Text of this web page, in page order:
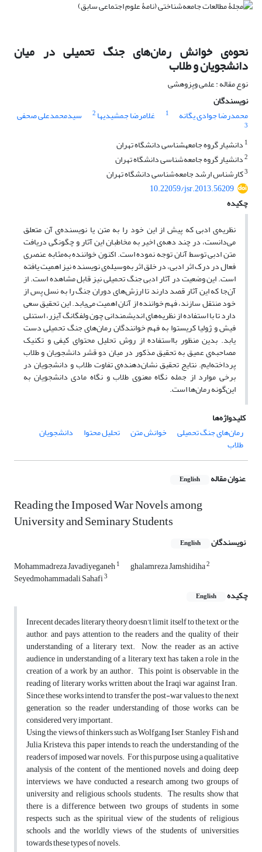
نحوه‌ی‌ خوانش رمان‌های جنگ تحمیلی در میان
دانشجویان و طلاب
نوع مقاله : علمی وپزوهشی
نویسندگان
محمدرضا جوادی یگانه
1 غلامرضا جمشیدیها 2 سیدمحمدعلی صحفی
3
1 دانشیار گروه جامعه‏شناسی دانشگاه تهران
2دانشیار گروه جامعه‌شناسی دانشگاه تهران
3کارشناس ارشد جامعه‌شناسی دانشگاه تهران
10.22059/jsr.2013.56209
چکیده
نظریه‌ی ادبی که پیش از این خود را به متن یا نویسنده‌ی آن متعلق
می‌دانست، در چند دهه‌ی اخیر به مخاطبان این آثار و چگونگی دریافت
متن ادبی توسط آنان توجه نموده است. اکنون خواننده به‌مثابه‌ عنصری
فعال در درک اثر ادبی، در خلق اثر به‌وسیله‌ی نویسنده نیز اهمیت یافته
است. این وضعیت در آثار ادبی جنگ تحمیلی نیز قابل مشاهده است. از
آن‌جا که این آثار قصد دارند تا ارزش‌های دوران جنگ را به نسل پس از
خود منتقل سازند، فهم خواننده از آنان اهمیت می‌یابد. این تحقیق سعی
دارد تا با استفاده از نظریه‌های اندیشمندانی چون ولفگانگ آیزر، استنلی
فیش و ژولیا کریستوا به فهم خوانندگان رمان‌های جنگ تحمیلی دست
یابد. بدین منظور بااستفاده از روش تحلیل محتوای کیفی و تکنیک
مصاحبه‌ی عمیق به تحقیق مذکور در میان دو قشر دانشجویان و طلاب
پرداخته‌ایم. نتایج تحقیق نشان‌دهنده‌ی تفاوت طلاب و دانشجویان در
برخی موارد از جمله نگاه معنوی طلاب و نگاه مادی دانشجویان به
این‌گونه رمان‌ها است.
کلیدواژه‌ها
رمان‌های جنگ تحمیلی
خوانش متن تحلیل محتوا دانشجویان
طلاب
عنوان مقاله English
Reading the Imposed War Novels among
University and Seminary Students
نویسندگان English
Mohammadreza Javadiyeganeh1 ghalamreza Jamshidiha2
Seyedmohammadali Sahafi3
چکیده English
Inrecent decades literary theory doesn’t limit itself to the text or the
author, and pays attention to the readers and the quality of their
understanding of a literary text. Now, the reader as an active
audience in understanding of a literary text has taken a role in the
creation of a work by an author. This point is observable in the
reading of literary works written about the Iraqi war against Iran.
Since these works intend to transfer the post-war values to the next
generation, so the reader understanding of those works can be
considered very important.
Using the views of thinkers such as Wolfgang Iser, Stanley Fish and
Julia Kristeva, this paper intends to reach the understanding of the
readers of imposed war novels. For this purpose, using a qualitative
analysis of the content of the mentioned novels and doing deep
interviews, we have conducted a research among two groups of
university and religious schools students. The results show that
there is a difference between two groups of students in some
respects such as the spiritual view of the students of religious
schools and the worldly views of the students of universities
towards these types of novels.